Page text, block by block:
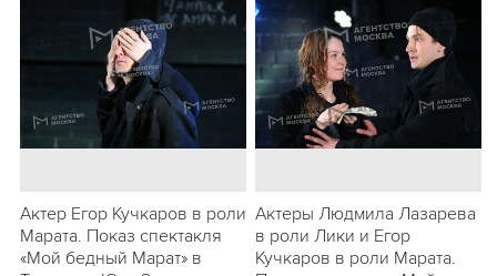
Актер Егор Кучкаров в роли
Марата. Показ спектакля
«Мой бедный Марат» в
Актеры Людмила Лазарева
в роли Лики и Егор
Кучкаров в роли Марата.